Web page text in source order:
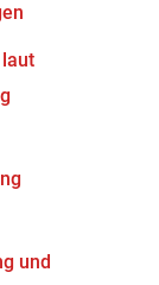
und